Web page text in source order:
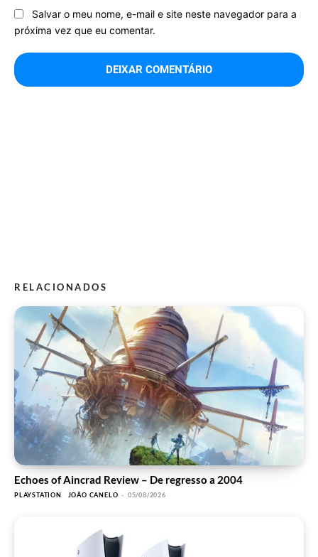
Salvar o meu nome, e-mail e site neste navegador para a
próxima vez que eu comentar.
RELACIONADOS
Echoes of Aincrad Review – De regresso a 2004
PLAYSTATION JOÃO CANELO - 05/08/2026